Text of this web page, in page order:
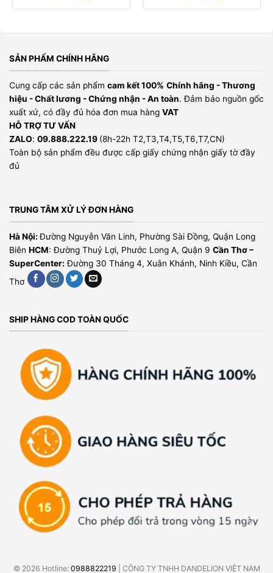
SẢN PHẨM CHÍNH HÃNG
Cung cấp các sản phẩm cam kết 100% Chính hãng - Thương
hiệu - Chất lương - Chứng nhận - An toàn. Đảm bảo nguồn gốc
xuất xứ, có đầy đủ hóa đơn mua hàng VAT
HỖ TRỢ TƯ VẤN
ZALO: 09.888.222.19 (8h-22h T2,T3,T4,T5,T6,T7,CN)
Toàn bộ sản phẩm đều được cấp giấy chứng nhận giấy tờ đầy
đủ
TRUNG TÂM XỬ LÝ ĐƠN HÀNG
Hà Nội:Đường Nguyễn Văn Linh, Phường Sài Đồng, Quận Long
Biên HCM: Đường Thuỷ Lợi, Phước Long A, Quận 9 Cần Thơ –
SuperCenter: Đường 30 Tháng 4, Xuân Khánh, Ninh Kiều, Cần
Thơ
SHIP HÀNG COD TOÀN QUỐC
© 2026 Hotline: 0988822219 | CÔNG TY TNHH DANDELION VIỆT NAM